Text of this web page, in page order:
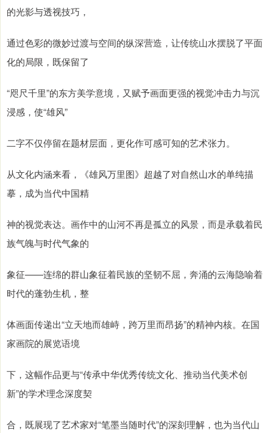
的光影与透视技巧，
通过色彩的微妙过渡与空间的纵深营造，让传统山水摆脱了平面
化的局限，既保留了
“咫尺千里”的东方美学意境，又赋予画面更强的视觉冲击力与沉
浸感，使“雄风”
二字不仅停留在题材层面，更化作可感可知的艺术张力。
从文化内涵来看，《雄风万里图》超越了对自然山水的单纯描
摹，成为当代中国精
神的视觉表达。画作中的山河不再是孤立的风景，而是承载着民
族气魄与时代气象的
象征——连绵的群山象征着民族的坚韧不屈，奔涌的云海隐喻着
时代的蓬勃生机，整
体画面传递出“立天地而雄峙，跨万里而昂扬”的精神内核。在国
家画院的展览语境
下，这幅作品更与“传承中华优秀传统文化、推动当代美术创
新”的学术理念深度契
合，既展现了艺术家对“笔墨当随时代”的深刻理解，也为当代山